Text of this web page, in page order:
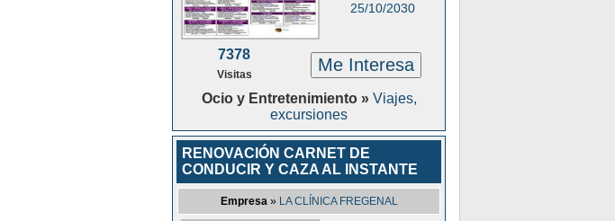
25/10/2030
7378
Visitas Me Interesa
Ocio y Entretenimiento » Viajes,
excursiones
RENOVACIÓN CARNET DE
CONDUCIR Y CAZA AL INSTANTE
Empresa» LA CLÍNICA FREGENAL